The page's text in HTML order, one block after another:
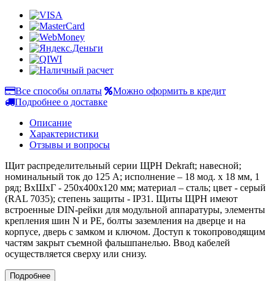
Все способы оплаты
Можно оформить в кредит
Подробнее о доставке
Описание
Характеристики
Отзывы и вопросы
Щит распределительный серии ЩРН Dekraft; навесной;
номинальный ток до 125 А; исполнение – 18 мод. х 18 мм, 1
ряд; ВхШхГ - 250х400х120 мм; материал – сталь; цвет - серый
(RAL 7035); степень защиты - IP31. Щиты ЩРН имеют
встроенные DIN-рейки для модульной аппаратуры, элементы
крепления шин N и PE, болты заземления на дверце и на
корпусе, дверь с замком и ключом. Доступ к токопроводящим
частям закрыт съемной фальшпанелью. Ввод кабелей
осуществляется сверху или снизу.
Подробнее